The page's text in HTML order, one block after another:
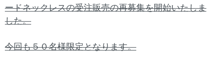
ードネックレスの受注販売の再募集を開始いたしま
した。
今回も５０名様限定となります。